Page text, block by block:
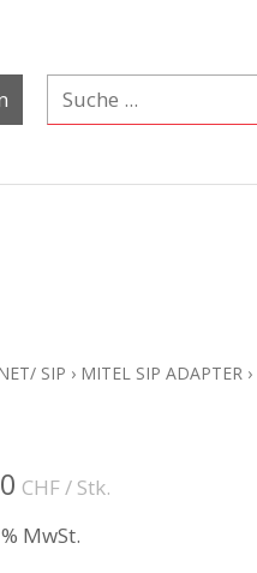
SIP › MITEL SIP ADAPTER ›
CHF/ Stk.
MwSt.